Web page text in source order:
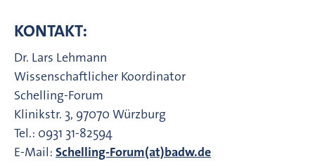
KONTAKT:
Dr. Lars Lehmann
Wissenschaftlicher Koordinator
Schelling-Forum
Klinikstr. 3, 97070 Würzburg
Tel.: 0931 31-82594
E-Mail: Schelling-Forum(at)badw.de